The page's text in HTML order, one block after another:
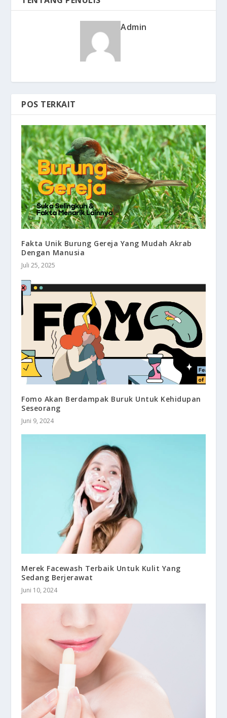
Admin
POS TERKAIT
Fakta Unik Burung Gereja Yang Mudah Akrab
Dengan Manusia
Juli 25, 2025
Fomo Akan Berdampak Buruk Untuk Kehidupan
Seseorang
Juni 9, 2024
Merek Facewash Terbaik Untuk Kulit Yang
Sedang Berjerawat
Juni 10, 2024